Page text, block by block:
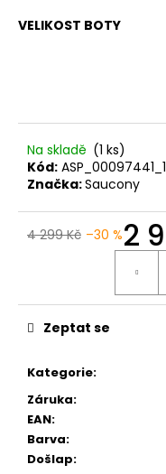
VELIKOST BOTY
Na skladě (1 ks)
Kód:
Značka:Saucony
4 299 Kč –30 %2
Kategorie:
Záruka:
EAN:
Barva:
Došlap:
Zeptat se
2
ČERNÁ
490